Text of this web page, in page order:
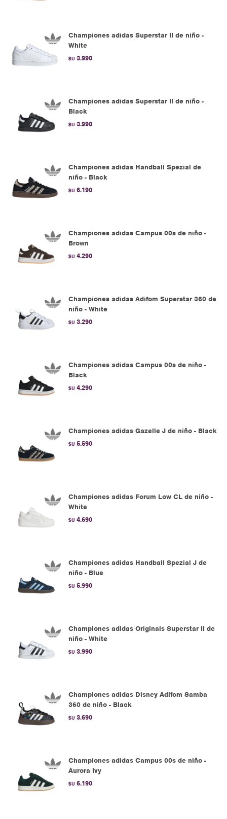
Championes adidas Superstar II de niño -
White
$U 3.990
Championes adidas Superstar II de niño -
Black
$U 3.990
Championes adidas Handball Spezial de
niño - Black
$U 6.190
Championes adidas Campus 00s de niño -
Brown
$U 4.290
Championes adidas Adifom Superstar 360 de
niño - White
$U 3.290
Championes adidas Campus 00s de niño -
Black
$U 4.290
Championes adidas Gazelle J de niño - Black
$U 5.590
Championes adidas Forum Low CL de niño -
White
$U 4.690
Championes adidas Handball Spezial J de
niño - Blue
$U 5.990
Championes adidas Originals Superstar II de
niño - White
$U 3.990
Championes adidas Disney Adifom Samba
360 de niño - Black
$U 3.690
Championes adidas Campus 00s de niño -
Aurora Ivy
$U 6.190